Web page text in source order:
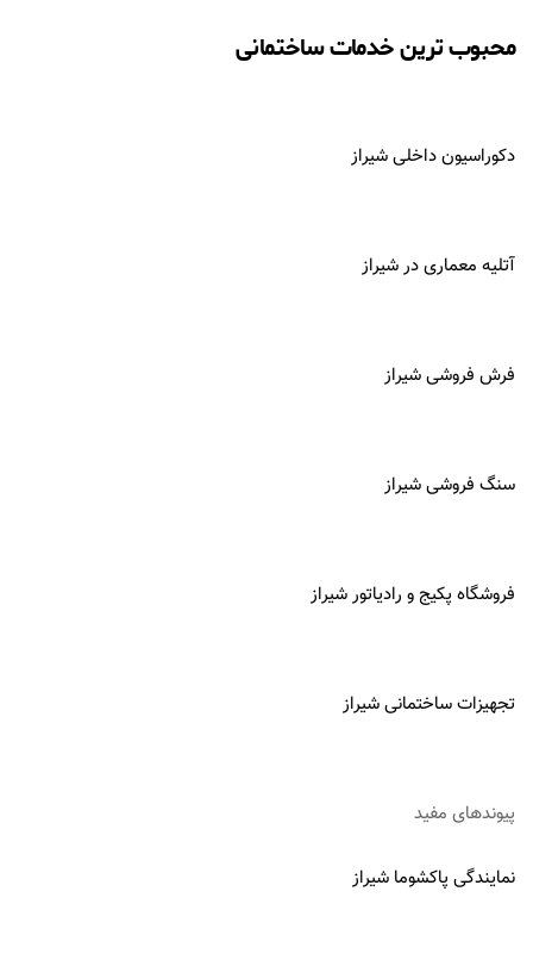
محبوب ترین خدمات ساختمانی
دکوراسیون داخلی شیراز
آتلیه معماری درشیراز
فرش فروشی شیراز
سنگ فروشی شیراز
فروشگاه پکیج و رادیاتور شیراز
تجهیزات ساختمانی شیراز
پیوندهای مفید
نمایندگی پاکشوما شیراز